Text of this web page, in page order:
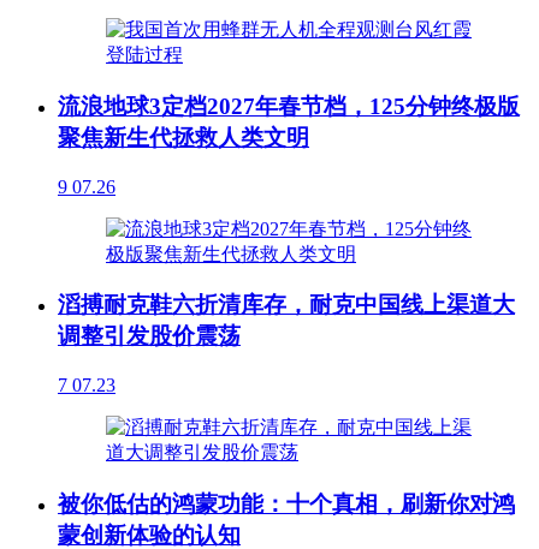
流浪地球3定档2027年春节档，125分钟终极版
聚焦新生代拯救人类文明
9 07.26
滔搏耐克鞋六折清库存，耐克中国线上渠道大
调整引发股价震荡
7 07.23
被你低估的鸿蒙功能：十个真相，刷新你对鸿
蒙创新体验的认知